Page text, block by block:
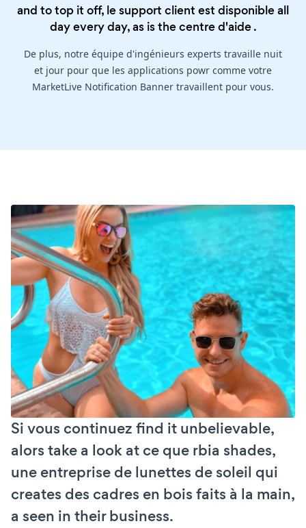
and to top it off, le support client est disponible all
day every day, as is thecentre d'aide.
De plus, notre équipe d'ingénieurs experts travaille nuit
et jour pour que les applications powr comme votre
MarketLive Notification Banner travaillent pour vous.
Si vous continuez find it unbelievable,
alors take a look at ce que rbia shades,
une entreprise de lunettes de soleil qui
creates des cadres en bois faits à la main,
a seen in their business.